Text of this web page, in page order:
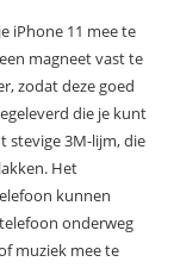
iPhone 11 mee te
magneet vast te
zodat deze goed
die je kunt
stevige 3M-lijm, die
Het
kunnen
onderweg
muziek mee te